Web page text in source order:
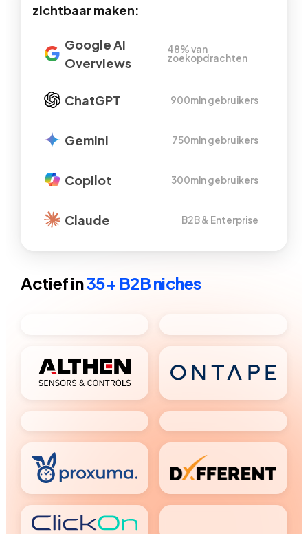
zichtbaar maken:
Google AI
Overviews
48% van
zoekopdrachten
ChatGPT 900mln gebruikers
Gemini 750mln gebruikers
Copilot 300mln gebruikers
Claude B2B & Enterprise
Actief in35+ B2B niches